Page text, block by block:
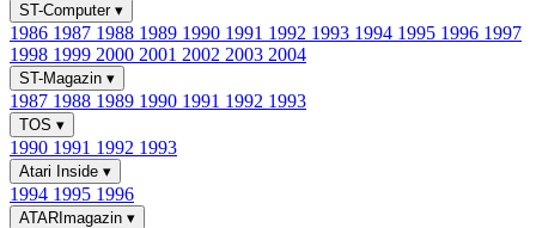
ST-Computer ▾
1986 1987 1988 1989 1990 1991 1992 1993 1994 1995 1996 1997
1998 1999 2000 2001 2002 2003 2004
ST-Magazin ▾
1987 1988 1989 1990 1991 1992 1993
TOS ▾
1990 1991 1992 1993
Atari Inside ▾
1994 1995 1996
ATARImagazin ▾